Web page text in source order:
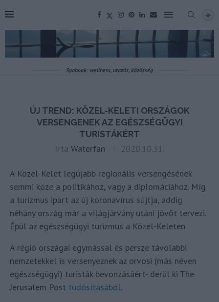
Spabook: wellness, utazás, közösség
ÚJ TREND: KÖZEL-KELETI ORSZÁGOK
VERSENGENEK AZ EGÉSZSÉGÜGYI
TURISTÁKÉRT
írta Waterfan 2020.10.31.
A Közel-Kelet legújabb regionális versengésének
semmi köze a politikához, vagy a diplomáciához. Míg
a turizmus ipart az új koronavírus sújtja, addig
néhány ország már a világjárvány utáni jövőt tervezi.
Épül az egészségügyi turizmus a Közel-Keleten.
A régió országai egymással és persze távolabbi
nemzetekkel is versenyeznek az orvosi (más néven
egészségügyi) turisták bevonzásáért- derül ki The
Jerusalem Post tudósításából.